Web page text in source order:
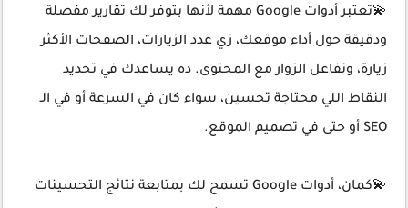
💫تعتبر أدوات Google مهمة لأنها بتوفر لك تقارير مفصلة
ودقيقة حول أداء موقعك، زي عدد الزيارات، الصفحات الأكثر
زيارة، وتفاعل الزوار مع المحتوى. ده يساعدك في تحديد
النقاط اللي محتاجة تحسين، سواء كان في السرعة أو في الـ
SEO أو حتى في تصميم الموقع.
💫كمان، أدوات Google تسمح لك بمتابعة نتائج التحسينات